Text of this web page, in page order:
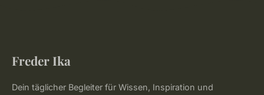
Freder Ika
Dein täglicher Begleiter für Wissen, Inspiration und